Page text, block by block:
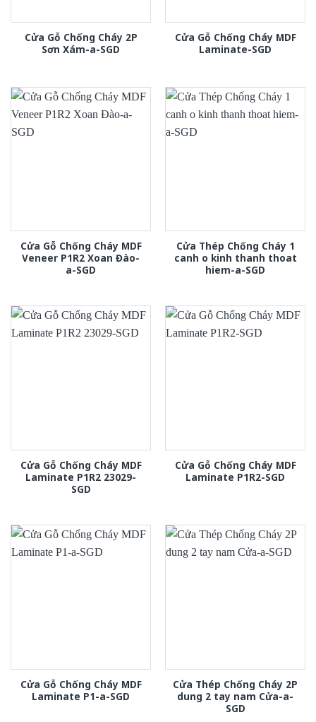
Cửa Gỗ Chống Cháy 2P
Sơn Xám-a-SGD
Cửa Gỗ Chống Cháy MDF
Laminate-SGD
Cửa Gỗ Chống Cháy MDF
Veneer P1R2 Xoan Đào-
a-SGD
Cửa Thép Chống Cháy 1
canh o kinh thanh thoat
hiem-a-SGD
Cửa Gỗ Chống Cháy MDF
Laminate P1R2 23029-
SGD
Cửa Gỗ Chống Cháy MDF
Laminate P1R2-SGD
Cửa Gỗ Chống Cháy MDF
Laminate P1-a-SGD
Cửa Thép Chống Cháy 2P
dung 2 tay nam Cửa-a-
SGD